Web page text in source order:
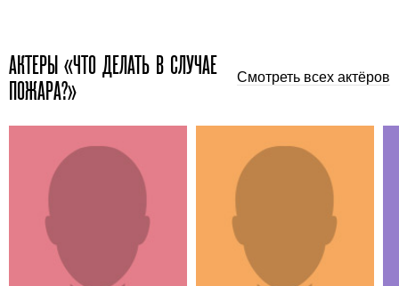
АКТЕРЫ «ЧТО ДЕЛАТЬ В СЛУЧАЕ
ПОЖАРА?»
Смотреть всех актёров